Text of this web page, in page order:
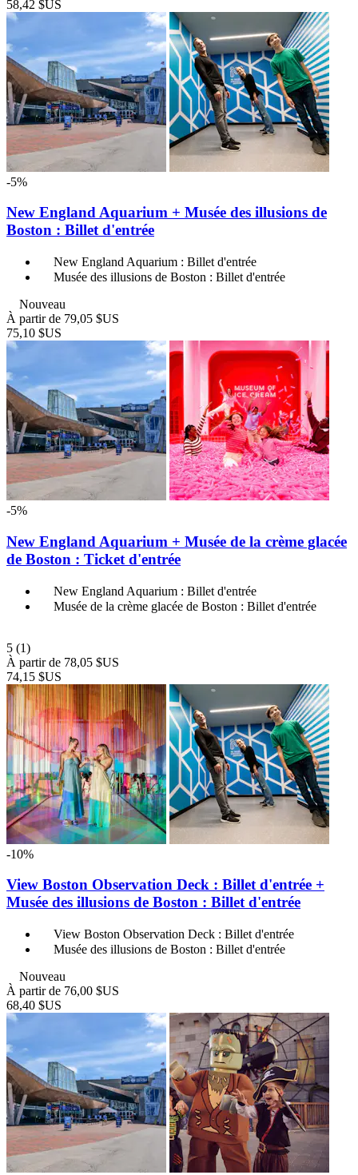
58,42 $US
-5%
New England Aquarium + Musée des illusions de
Boston : Billet d'entrée
New England Aquarium : Billet d'entrée
Musée des illusions de Boston : Billet d'entrée
Nouveau
À partir de 79,05 $US
75,10 $US
-5%
New England Aquarium + Musée de la crème glacée
de Boston : Ticket d'entrée
New England Aquarium : Billet d'entrée
Musée de la crème glacée de Boston : Billet d'entrée
5 (1)
À partir de 78,05 $US
74,15 $US
-10%
View Boston Observation Deck : Billet d'entrée +
Musée des illusions de Boston : Billet d'entrée
View Boston Observation Deck : Billet d'entrée
Musée des illusions de Boston : Billet d'entrée
Nouveau
À partir de 76,00 $US
68,40 $US